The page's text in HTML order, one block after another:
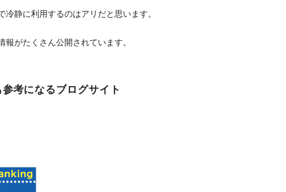
静に利用するのはアリだと思います。
がたくさん公開されています。
考になるブログサイト